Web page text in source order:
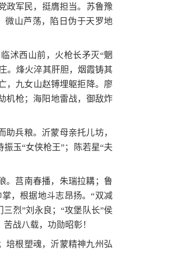
政军民，挺膺担当。苏鲁豫
微山芦荡，陷日伪于天罗地
沭西山前，火枪长矛灭“魍
。烽火淬其肝胆，烟霞铸其
，九女山赵镈埋躯拒降。廖
机枪；海阳地雷战，御敌炸
兵粮。沂蒙母亲托儿坊，
玉“女侠枪王”；陈若星“夫
。莒南春播，朱瑞拉耩；鲁
，根据地斗志昂扬。“双减
烈”刘永良；“攻堡队长”侯
战八载，功勋昭彰！
培根塑魂，沂蒙精神九州弘